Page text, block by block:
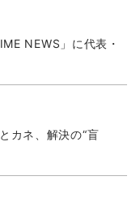
NEWS」に代表・
カネ、解決の“盲